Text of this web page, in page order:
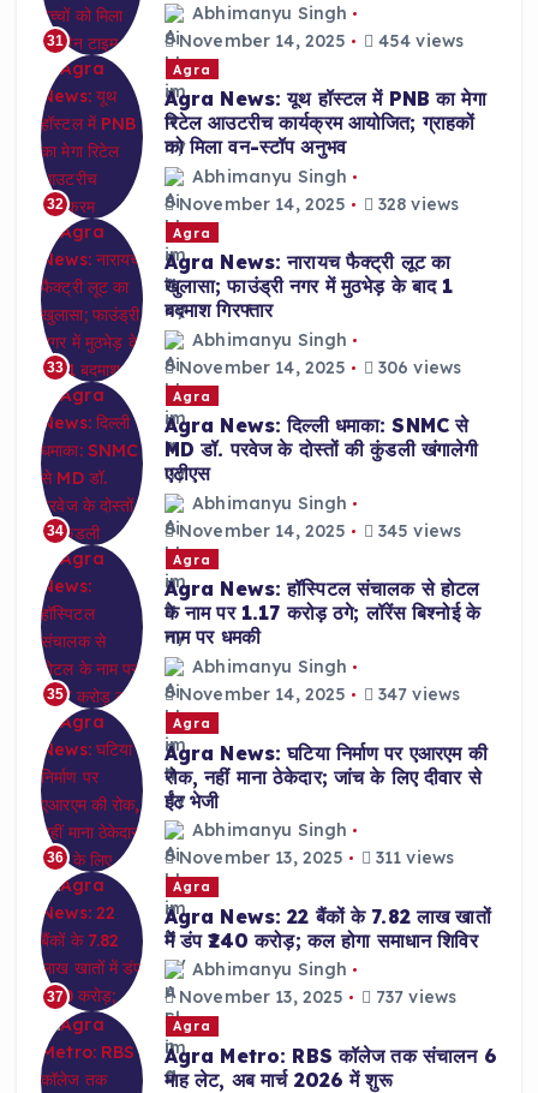
31
Abhimanyu Singh
November 14, 2025
454 views
32
Agra
Agra News: यूथ हॉस्टल में PNB का मेगा
रिटेल आउटरीच कार्यक्रम आयोजित; ग्राहकों
को मिला वन-स्टॉप अनुभव
Abhimanyu Singh
November 14, 2025
328 views
33
Agra
Agra News: नारायच फैक्ट्री लूट का
खुलासा; फाउंड्री नगर में मुठभेड़ के बाद 1
बदमाश गिरफ्तार
Abhimanyu Singh
November 14, 2025
306 views
34
Agra
Agra News: दिल्ली धमाका: SNMC से
MD डॉ. परवेज के दोस्तों की कुंडली खंगालेगी
एटीएस
Abhimanyu Singh
November 14, 2025
345 views
35
Agra
Agra News: हॉस्पिटल संचालक से होटल
के नाम पर 1.17 करोड़ ठगे; लॉरेंस बिश्नोई के
नाम पर धमकी
Abhimanyu Singh
November 14, 2025
347 views
36
Agra
Agra News: घटिया निर्माण पर एआरएम की
रोक, नहीं माना ठेकेदार; जांच के लिए दीवार से
ईंट भेजी
Abhimanyu Singh
November 13, 2025
311 views
37
Agra
Agra News: 22 बैंकों के 7.82 लाख खातों
में डंप ₹240 करोड़; कल होगा समाधान शिविर
Abhimanyu Singh
November 13, 2025
737 views
Agra
Agra Metro: RBS कॉलेज तक संचालन 6
माह लेट, अब मार्च 2026 में शुरू